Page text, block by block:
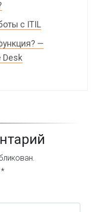
с ITIL
—
Desk
*